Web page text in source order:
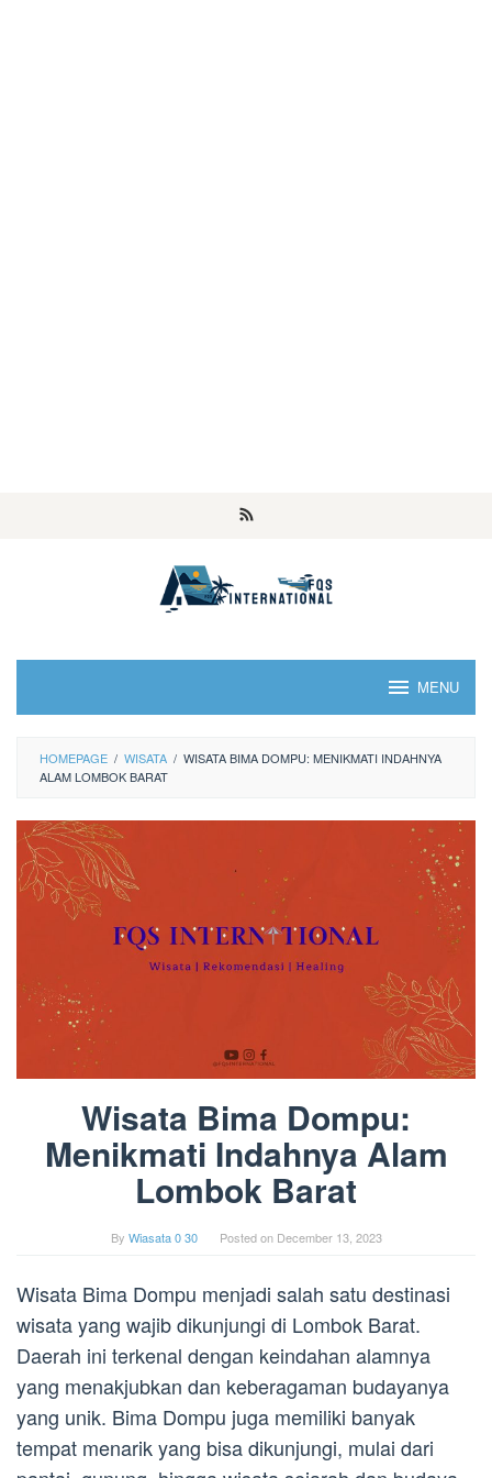
MENU
HOMEPAGE / WISATA / WISATA BIMA DOMPU: MENIKMATI INDAHNYA
ALAM LOMBOK BARAT
Wisata Bima Dompu:
Menikmati Indahnya Alam
Lombok Barat
By Wiasata 0 30 Posted on December 13, 2023
Wisata Bima Dompu menjadi salah satu destinasi
wisata yang wajib dikunjungi di Lombok Barat.
Daerah ini terkenal dengan keindahan alamnya
yang menakjubkan dan keberagaman budayanya
yang unik. Bima Dompu juga memiliki banyak
tempat menarik yang bisa dikunjungi, mulai dari